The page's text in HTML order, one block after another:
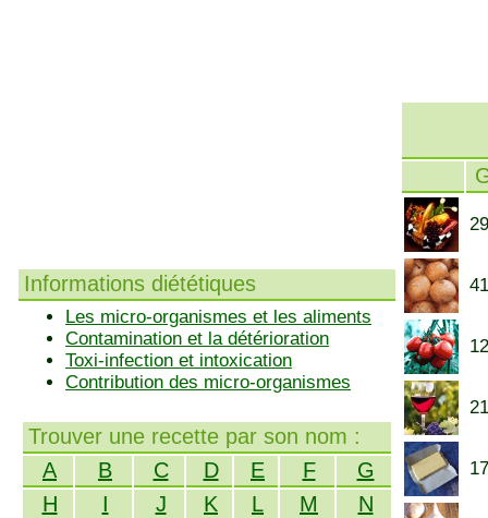
Informations diététiques
Les micro-organismes et les aliments
Contamination et la détérioration
Toxi-infection et intoxication
Contribution des micro-organismes
Trouver une recette par son nom :
A
B C D E F
G
H
I J K L M
N